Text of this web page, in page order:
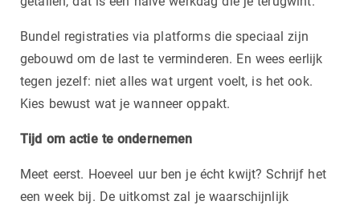
Bundel registraties via platforms die speciaal zijn
gebouwd om de last te verminderen. En wees eerlijk
tegen jezelf: niet alles wat urgent voelt, is het ook.
Kies bewust wat je wanneer oppakt.
Tijd om actie te ondernemen
Meet eerst. Hoeveel uur ben je écht kwijt? Schrijf het
een week bij. De uitkomst zal je waarschijnlijk